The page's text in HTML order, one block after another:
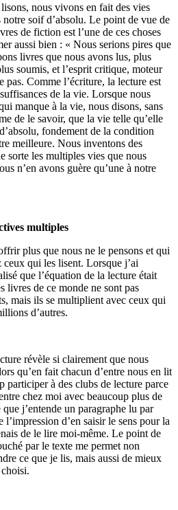
nous vivons en fait des vies
soif d’absolu. Le point de vue de
de fiction est l’une de ces choses
aussi bien : « Nous serions pires que
livres que nous avons lus, plus
soumis, et l’esprit critique, moteur
pas. Comme l’écriture, la lecture est
de la vie. Lorsque nous
manque à la vie, nous disons, sans
de le savoir, que la vie telle qu’elle
fondement de la condition
meilleure. Nous inventons des
sorte les multiples vies que nous
n’en avons guère qu’une à notre
multiples
plus que nous ne le pensons et qui
qui les lisent. Lorsque j’ai
que l’équation de la lecture était
livres de ce monde ne sont pas
mais ils se multiplient avec ceux qui
d’autres.
révèle si clairement que nous
qu’en fait chacun d’entre nous en lit
participer à des clubs de lecture parce
chez moi avec beaucoup plus de
j’entende un paragraphe lu par
l’impression d’en saisir le sens pour la
de le lire moi-même. Le point de
par le texte me permet non
ce que je lis, mais aussi de mieux